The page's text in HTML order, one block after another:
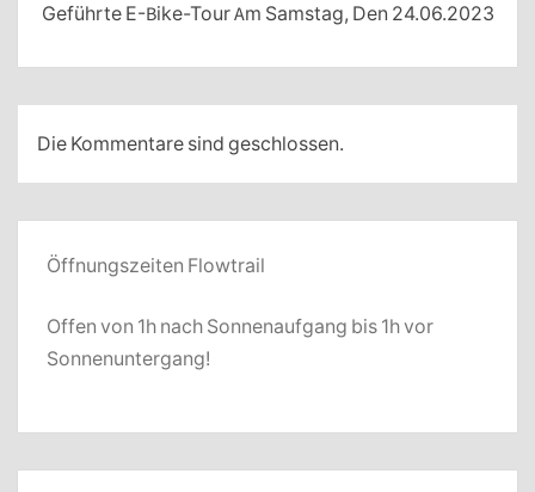
Geführte E-Bike-Tour Am Samstag, Den 24.06.2023
Die Kommentare sind geschlossen.
Öffnungszeiten Flowtrail
Offen von 1h nach Sonnenaufgang bis 1h vor
Sonnenuntergang!